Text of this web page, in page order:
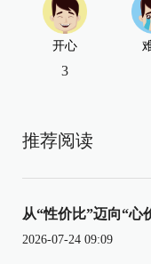
开心
3
推荐阅读
从“性价比”迈向“心
2026-07-24 09:09